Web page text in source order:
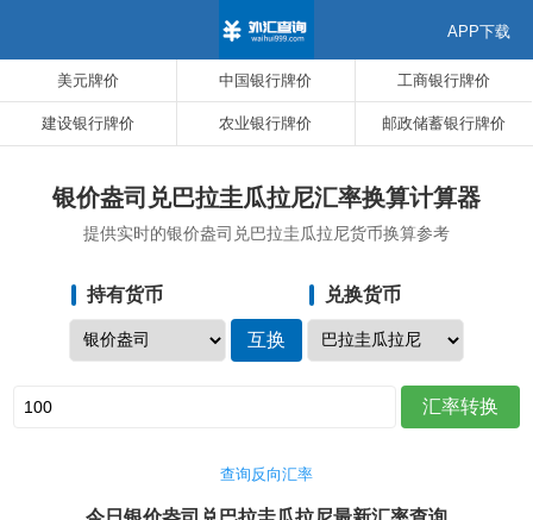
美元牌价 中国银行牌价 工商银行牌价
建设银行牌价 农业银行牌价 邮政储蓄银行牌价
APP下载
银价盎司兑巴拉圭瓜拉尼汇率换算计算器
提供实时的银价盎司兑巴拉圭瓜拉尼货币换算参考
持有货币 兑换货币
查询反向汇率